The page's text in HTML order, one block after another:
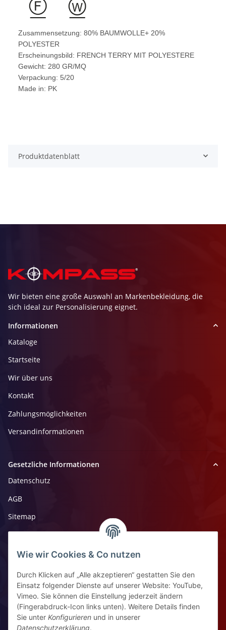
Wie wir Cookies & Co nutzen
Durch Klicken auf „Alle akzeptieren“ gestatten Sie den
Einsatz folgender Dienste auf unserer Website: YouTube,
Vimeo. Sie können die Einstellung jederzeit ändern
(Fingerabdruck-Icon links unten). Weitere Details finden
Sie unter Konfigurieren und in unserer
Datenschutzerklärung.
Zusammensetzung: 80% BAUMWOLLE+ 20%
POLYESTER
Erscheinungsbild: FRENCH TERRY MIT POLYESTERE
Gewicht: 280 GR/MQ
Verpackung: 5/20
Made in: PK
Produktdatenblatt
Wir bieten eine große Auswahl an Markenbekleidung, die
sich ideal zur Personalisierung eignet.
Informationen
Kataloge
Startseite
Wir über uns
Kontakt
Zahlungsmöglichkeiten
Versandinformationen
Gesetzliche Informationen
Datenschutz
AGB
Sitemap
Impressum
Widerrufsrecht
Kontaktinformationen
Ziegelhüttenstr 30, 64832 Babenhausen
+49 6073 7250531